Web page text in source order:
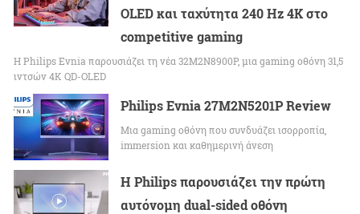
OLED και ταχύτητα 240 Hz 4K στο
competitive gaming
Η Philips Evnia παρουσιάζει τη νέα 32M2N8900P, μια gaming οθόνη 31,5
ιντσών 4K QD-OLED
Philips Evnia 27M2N5201P Review
Μια gaming οθόνη που συνδυάζει ισορροπία,
immersion και καθημερινή άνεση
Η Philips παρουσιάζει την πρώτη
αυτόνομη dual-sided οθόνη